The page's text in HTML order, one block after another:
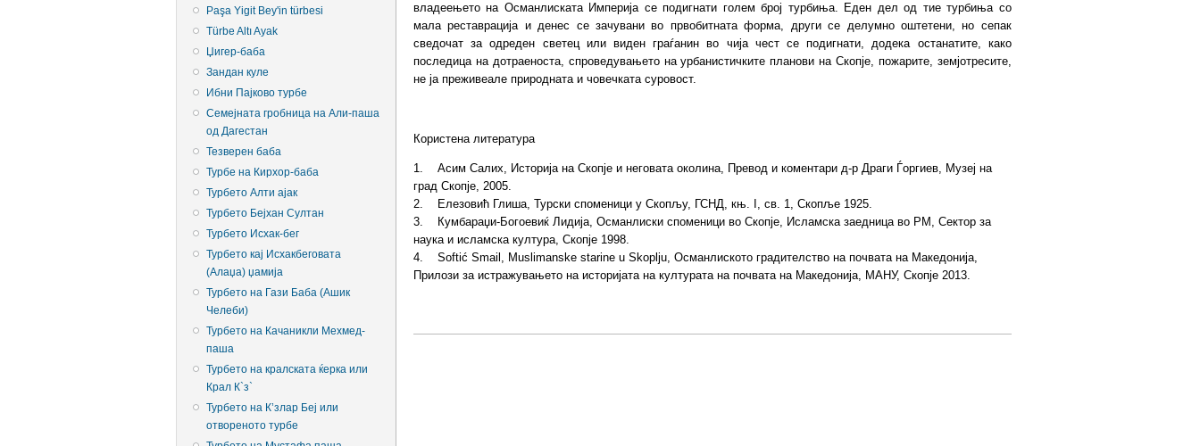
владеењето на Османлиската Империја се подигнати голем број турбиња. Еден дел од тие турбиња со
мала реставрација и денес се зачувани во првобитната форма, други се делумно оштетени, но сепак
сведочат за одреден светец или виден граѓанин во чија чест се подигнати, додека останатите, како
последица на дотраеноста, спроведувањето на урбанистичките планови на Скопје, пожарите, земјотресите,
не ја преживеале природната и човечката суровост.
Користена литература
1. Асим Салих, Историја на Скопје и неговата околина, Превод и коментари д-р Драги Ѓоргиев, Музеј на
град Скопје, 2005.
2. Елезовић Глиша, Турски споменици у Скопљу, ГСНД, књ. I, св. 1, Скопље 1925.
3. Кумбараџи-Богоевиќ Лидија, Османлиски споменици во Скопје, Исламска заедница во РМ, Сектор за
наука и исламска култура, Скопје 1998.
4. Softić Smail, Muslimanske starine u Skoplju, Османлиското градителство на почвата на Македонија,
Прилози за истражувањето на историјата на културата на почвата на Македонија, МАНУ, Скопје 2013.
Paşa Yigit Bey'in türbesi
Türbe Altı Ayak
Џигер-баба
Зандан куле
Ибни Пајково турбе
Семејната гробница на Али-паша
од Дагестан
Тезверен баба
Турбе на Кирхор-баба
Турбето Алти ајак
Турбето Бејхан Султан
Турбето Исхак-бег
Турбето кај Исхакбеговата
(Алаџа) џамија
Турбето на Гази Баба (Ашик
Челеби)
Турбето на Качаникли Мехмед-
паша
Турбето на кралската ќерка или
Крал К`з`
Турбето на К’злар Беј или
отвореното турбе